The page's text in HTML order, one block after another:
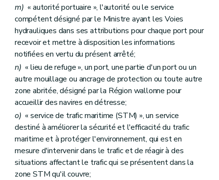
m) « autorité portuaire », l'autorité ou le service
compétent désigné par le Ministre ayant les Voies
hydrauliques dans ses attributions pour chaque port pour
recevoir et mettre à disposition les informations
notifiées en vertu du présent arrêté;
n) « lieu de refuge », un port, une partie d'un port ou un
autre mouillage ou ancrage de protection ou toute autre
zone abritée, désigné par la Région wallonne pour
accueillir des navires en détresse;
o) « service de trafic maritime (STM) », un service
destiné à améliorer la sécurité et l'efficacité du trafic
maritime et à protéger l'environnement, qui est en
mesure d'intervenir dans le trafic et de réagir à des
situations affectant le trafic qui se présentent dans la
zone STM qu'il couvre;